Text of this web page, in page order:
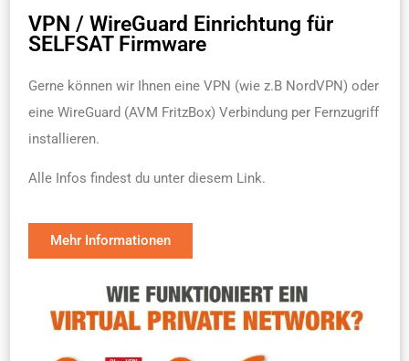
VPN / WireGuard Einrichtung für
SELFSAT Firmware
Gerne können wir Ihnen eine VPN (wie z.B NordVPN) oder
eine WireGuard (AVM FritzBox) Verbindung per Fernzugriff
installieren.
Alle Infos findest du unter diesem Link.
Mehr Informationen